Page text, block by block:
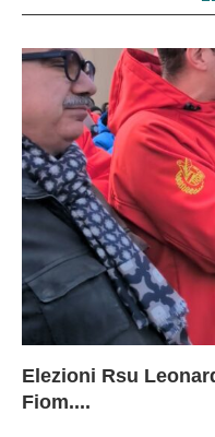
Elezioni Rsu
Fiom....